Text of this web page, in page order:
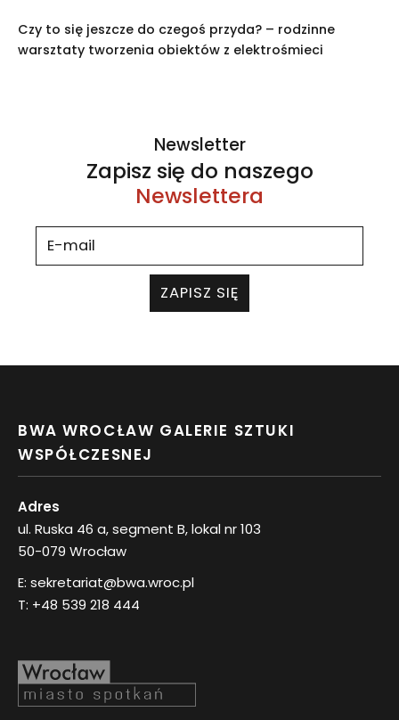
Czy to się jeszcze do czegoś przyda? – rodzinne
warsztaty tworzenia obiektów z elektrośmieci
Newsletter
Zapisz się do naszego
Newslettera
ZAPISZ SIĘ
BWA WROCŁAW GALERIE SZTUKI
WSPÓŁCZESNEJ
Adres
ul. Ruska 46 a, segment B, lokal nr 103
50-079 Wrocław
E: sekretariat@bwa.wroc.pl
T: +48 539 218 444